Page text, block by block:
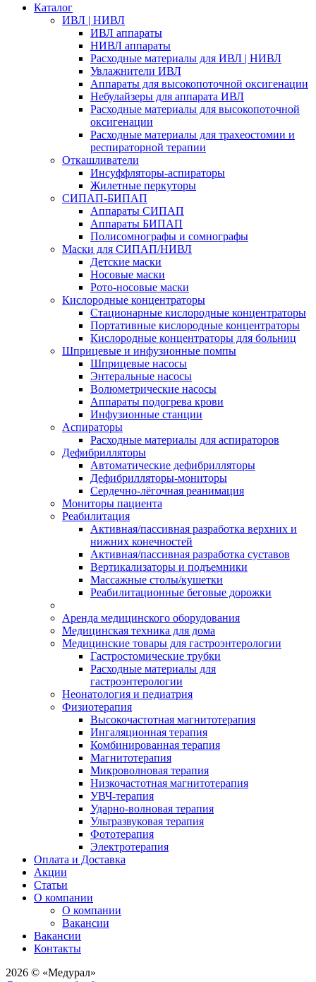
Каталог
ИВЛ | НИВЛ
ИВЛ аппараты
НИВЛ аппараты
Расходные материалы для ИВЛ | НИВЛ
Увлажнители ИВЛ
Аппараты для высокопоточной оксигенации
Небулайзеры для аппарата ИВЛ
Расходные материалы для высокопоточной
оксигенации
Расходные материалы для трахеостомии и
респираторной терапии
Откашливатели
Инсуффляторы-аспираторы
Жилетные перкуторы
CИПАП-БИПАП
Аппараты СИПАП
Аппараты БИПАП
Полисомнографы и сомнографы
Маски для СИПАП/НИВЛ
Детские маски
Носовые маски
Рото-носовые маски
Кислородные концентраторы
Стационарные кислородные концентраторы
Портативные кислородные концентраторы
Кислородные концентраторы для больниц
Шприцевые и инфузионные помпы
Шприцевые насосы
Энтеральные насосы
Волюметрические насосы
Аппараты подогрева крови
Инфузионные станции
Аспираторы
Расходные материалы для аспираторов
Дефибрилляторы
Автоматические дефибрилляторы
Дефибрилляторы-мониторы
Сердечно-лёгочная реанимация
Мониторы пациента
Реабилитация
Активная/пассивная разработка верхних и
нижних конечностей
Активная/пассивная разработка суставов
Вертикализаторы и подъемники
Массажные столы/кушетки
Реабилитационные беговые дорожки
Аренда медицинского оборудования
Медицинская техника для дома
Медицинские товары для гастроэнтерологии
Гастростомические трубки
Расходные материалы для
гастроэнтерологии
Неонатология и педиатрия
Физиотерапия
Высокочастотная магнитотерапия
Ингаляционная терапия
Комбинированная терапия
Магнитотерапия
Микроволновая терапия
Низкочастотная магнитотерапия
УВЧ-терапия
Ударно-волновая терапия
Ультразвуковая терапия
Фототерапия
Электротерапия
Оплата и Доставка
Акции
Статьи
О компании
О компании
Вакансии
Вакансии
Контакты
2026 © «Медурал»